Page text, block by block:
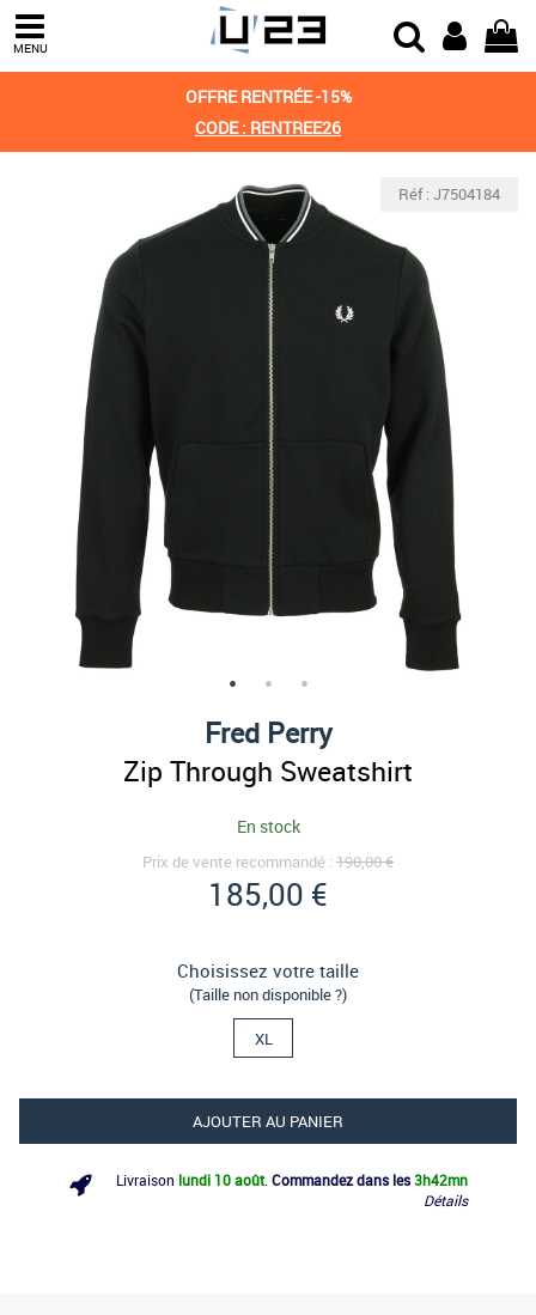
MENU
OFFRE RENTRÉE -15%
CODE : RENTREE26
Réf : J7504184
Fred Perry
Zip Through Sweatshirt
En stock
Prix de vente recommandé : 190,00 €
185,00 €
Choisissez votre taille
(Taille non disponible ?)
XL
AJOUTER AU PANIER
Livraison lundi 10 août. Commandez dans les 3h42mn
Détails